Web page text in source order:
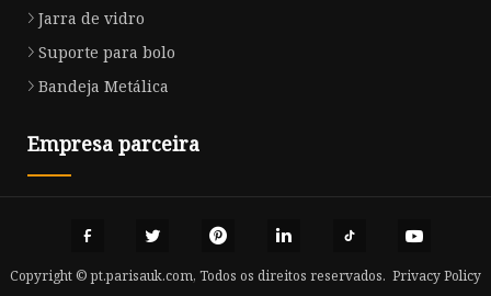
Jarra de vidro
Suporte para bolo
Bandeja Metálica
Empresa parceira
Copyright © pt.parisauk.com, Todos os direitos reservados. Privacy Policy